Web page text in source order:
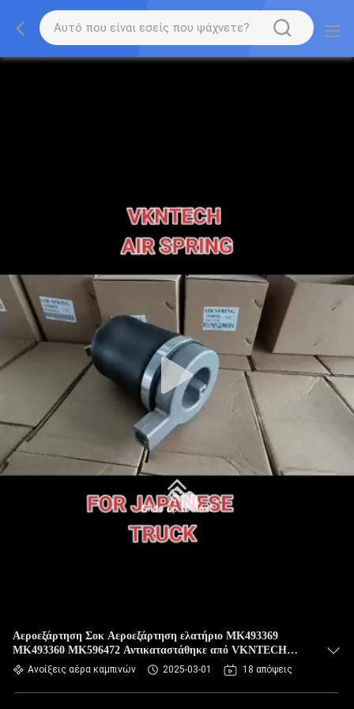
Αεροεξάρτηση Σοκ Αεροεξάρτηση ελατήριο MK493369
MK493360 MK596472 Αντικαταστάθηκε από VKNTECH
1S3369
Ανοίξεις αέρα καμπινών 2025-03-01 18 απόψεις